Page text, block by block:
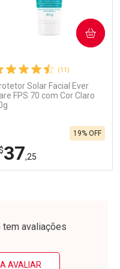
(11)
Solar Facial Ever
FPS 70 com Cor Claro
37,25
19% OFF
COMPRAR
Menos
tem avaliações
AVALIAR